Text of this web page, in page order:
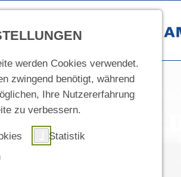
Juraj Strossmayer Universität in
NC
werden Cookies verwendet.
zwingend benötigt, während
Ihre Nutzererfahrung
zu verbessern.
Statistik